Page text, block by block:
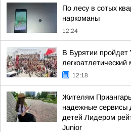
По лесу в сотых
наркоманы
12:24
В Бурятии
12:18
Жителям
надежные сервисы
детей Лидером
Junior